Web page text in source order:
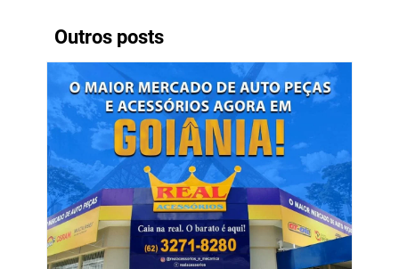
Outros posts